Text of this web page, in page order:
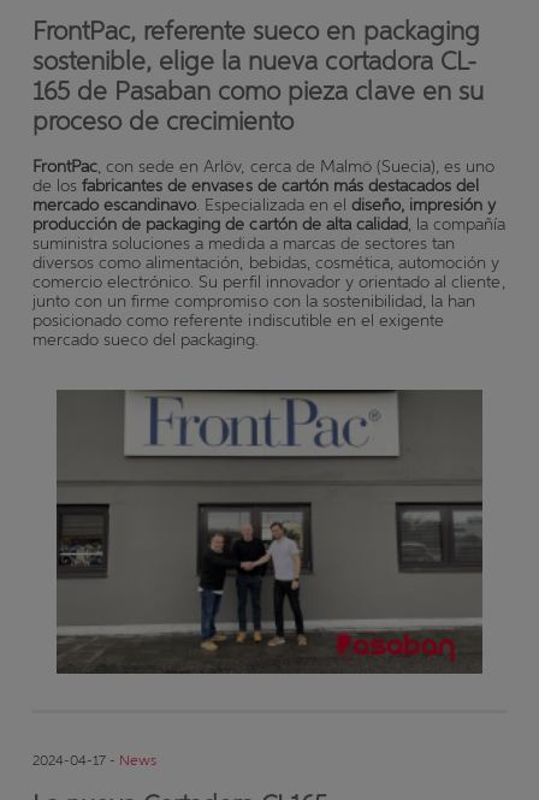
FrontPac, referente sueco en packaging
sostenible, elige la nueva cortadora CL-
165 de Pasaban como pieza clave en su
proceso de crecimiento
FrontPac, con sede en Arlöv, cerca de Malmö (Suecia), es uno
de los fabricantes de envases de cartón más destacados del
mercado escandinavo. Especializada en el diseño, impresión y
producción de packaging de cartón de alta calidad, la compañía
suministra soluciones a medida a marcas de sectores tan
diversos como alimentación, bebidas, cosmética, automoción y
comercio electrónico. Su perfil innovador y orientado al cliente,
junto con un firme compromiso con la sostenibilidad, la han
posicionado como referente indiscutible en el exigente
mercado sueco del packaging.
2024-04-17 - News